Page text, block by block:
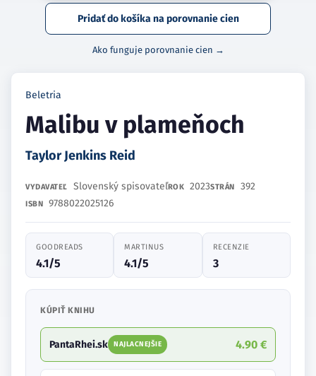
Pridať do košíka na porovnanie cien
Ako funguje porovnanie cien →
Beletria
Malibu v plameňoch
Taylor Jenkins Reid
VYDAVATEĽ Slovenský spisovateľROK 2023STRÁN 392
ISBN 9788022025126
GOODREADS
4.1/5
MARTINUS
4.1/5
RECENZIE
3
KÚPIŤ KNIHU
PantaRhei.sk NAJLACNEJŠIE 4.90 €